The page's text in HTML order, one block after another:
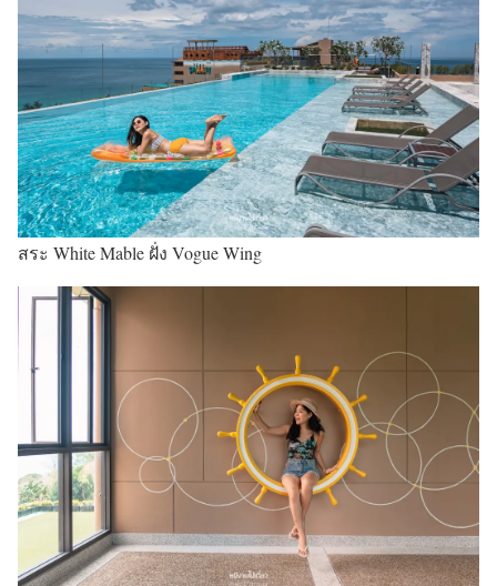
สระ White Mable ฝั่ง Vogue Wing